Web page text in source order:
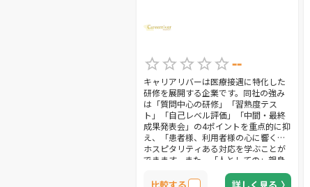
--
キャリアリバーは医療接遇に特化した
研修を展開する企業です。同社の強み
は「質問中心の研修」「習熟度テス
ト」「自己レベル評価」「中間・最終
成果発表会」の4ポイントを重点的に抑
え、「患者様、利用者様の心に響く」
ホスピタリティある対応を学ぶことが
できます。また、「人としての」親身
な対応力はもちろんのこと、職員にや
りがいと誇りをもたらすことも期待で
比較する 詳しく見る